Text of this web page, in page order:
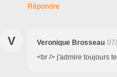
Répondre
V Veronique Brosseau
<br /> j'admire toujours